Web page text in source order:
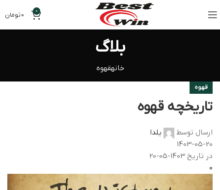
0
0تومان
بلاگ
خانهقهوه
قهوه
تاریخچه قهوه
ارسال توسط
یلدا
1403-05-20
در تاریخ 1403-05-20
0